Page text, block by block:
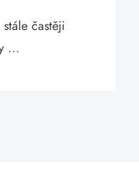
častěji
...